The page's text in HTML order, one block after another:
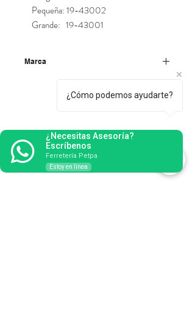
Pequeña: 19-43002
Grande: 19-43001
Marca
¿Cómo podemos ayudarte?
¿Necesitas Asesoría?
Escríbenos
Ferretería Petpa
Estoy en línea